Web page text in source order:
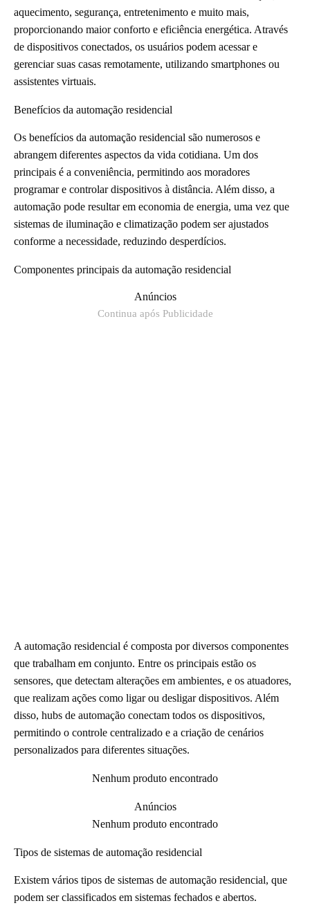
aquecimento, segurança, entretenimento e muito mais,
proporcionando maior conforto e eficiência energética. Através
de dispositivos conectados, os usuários podem acessar e
gerenciar suas casas remotamente, utilizando smartphones ou
assistentes virtuais.
Benefícios da automação residencial
Os benefícios da automação residencial são numerosos e
abrangem diferentes aspectos da vida cotidiana. Um dos
principais é a conveniência, permitindo aos moradores
programar e controlar dispositivos à distância. Além disso, a
automação pode resultar em economia de energia, uma vez que
sistemas de iluminação e climatização podem ser ajustados
conforme a necessidade, reduzindo desperdícios.
Componentes principais da automação residencial
Anúncios
Continua após Publicidade
A automação residencial é composta por diversos componentes
que trabalham em conjunto. Entre os principais estão os
sensores, que detectam alterações em ambientes, e os atuadores,
que realizam ações como ligar ou desligar dispositivos. Além
disso, hubs de automação conectam todos os dispositivos,
permitindo o controle centralizado e a criação de cenários
personalizados para diferentes situações.
Nenhum produto encontrado
Anúncios
Nenhum produto encontrado
Tipos de sistemas de automação residencial
Existem vários tipos de sistemas de automação residencial, que
podem ser classificados em sistemas fechados e abertos.